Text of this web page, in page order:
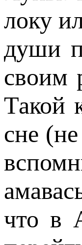
локу
души
своим
Такой
сне
что в